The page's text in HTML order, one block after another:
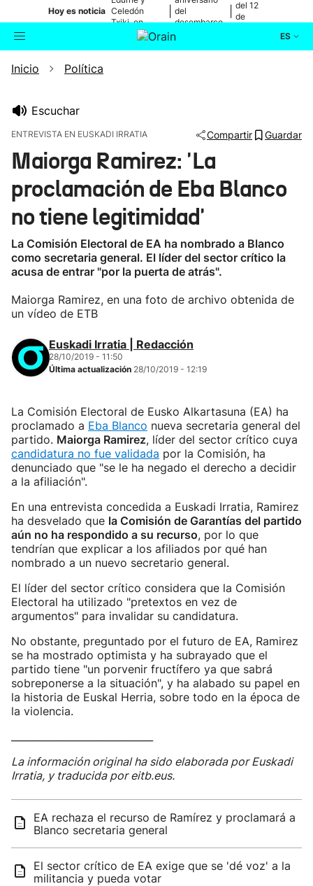
Hoy es noticia Celedón
Txiki, en
directo
del
desembarco
de Elkano
del 12
de
ES
Buscador
Ikusmiran
Eguraldia
Inicio Política
Escuchar
ENTREVISTA EN EUSKADI IRRATIA Compartir Guardar
Maiorga Ramirez: 'La
proclamación de Eba Blanco
no tiene legitimidad'
La Comisión Electoral de EA ha nombrado a Blanco
como secretaria general. El líder del sector crítico la
acusa de entrar "por la puerta de atrás".
Maiorga Ramirez, en una foto de archivo obtenida de
un vídeo de ETB
Euskadi Irratia | Redacción
28/10/2019 - 11:50
Última actualización 28/10/2019 - 12:19
La Comisión Electoral de Eusko Alkartasuna (EA) ha
proclamado a Eba Blanco nueva secretaria general del
partido. Maiorga Ramirez, líder del sector crítico cuya
candidatura no fue validada por la Comisión, ha
denunciado que "se le ha negado el derecho a decidir
a la afiliación".
En una entrevista concedida a Euskadi Irratia, Ramirez
ha desvelado que la Comisión de Garantías del partido
aún no ha respondido a su recurso, por lo que
tendrían que explicar a los afiliados por qué han
nombrado a un nuevo secretario general.
El líder del sector crítico considera que la Comisión
Electoral ha utilizado "pretextos en vez de
argumentos" para invalidar su candidatura.
No obstante, preguntado por el futuro de EA, Ramirez
se ha mostrado optimista y ha subrayado que el
partido tiene "un porvenir fructífero ya que sabrá
sobreponerse a la situación", y ha alabado su papel en
la historia de Euskal Herria, sobre todo en la época de
la violencia.
La información original ha sido elaborada por Euskadi
Irratia, y traducida por eitb.eus.
EA rechaza el recurso de Ramírez y proclamará a
Blanco secretaria general
El sector crítico de EA exige que se 'dé voz' a la
militancia y pueda votar